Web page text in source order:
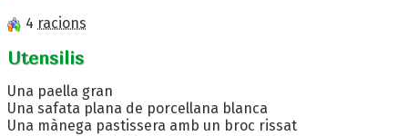
4 racions
Utensilis
Una paella gran
Una safata plana de porcellana blanca
Una mànega pastissera amb un broc rissat